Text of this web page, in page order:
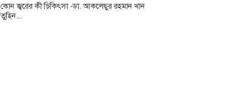
কোন জ্বরের কী চিকিৎসা -ডা. আকলেছুর রহমান খান
তুহিন...